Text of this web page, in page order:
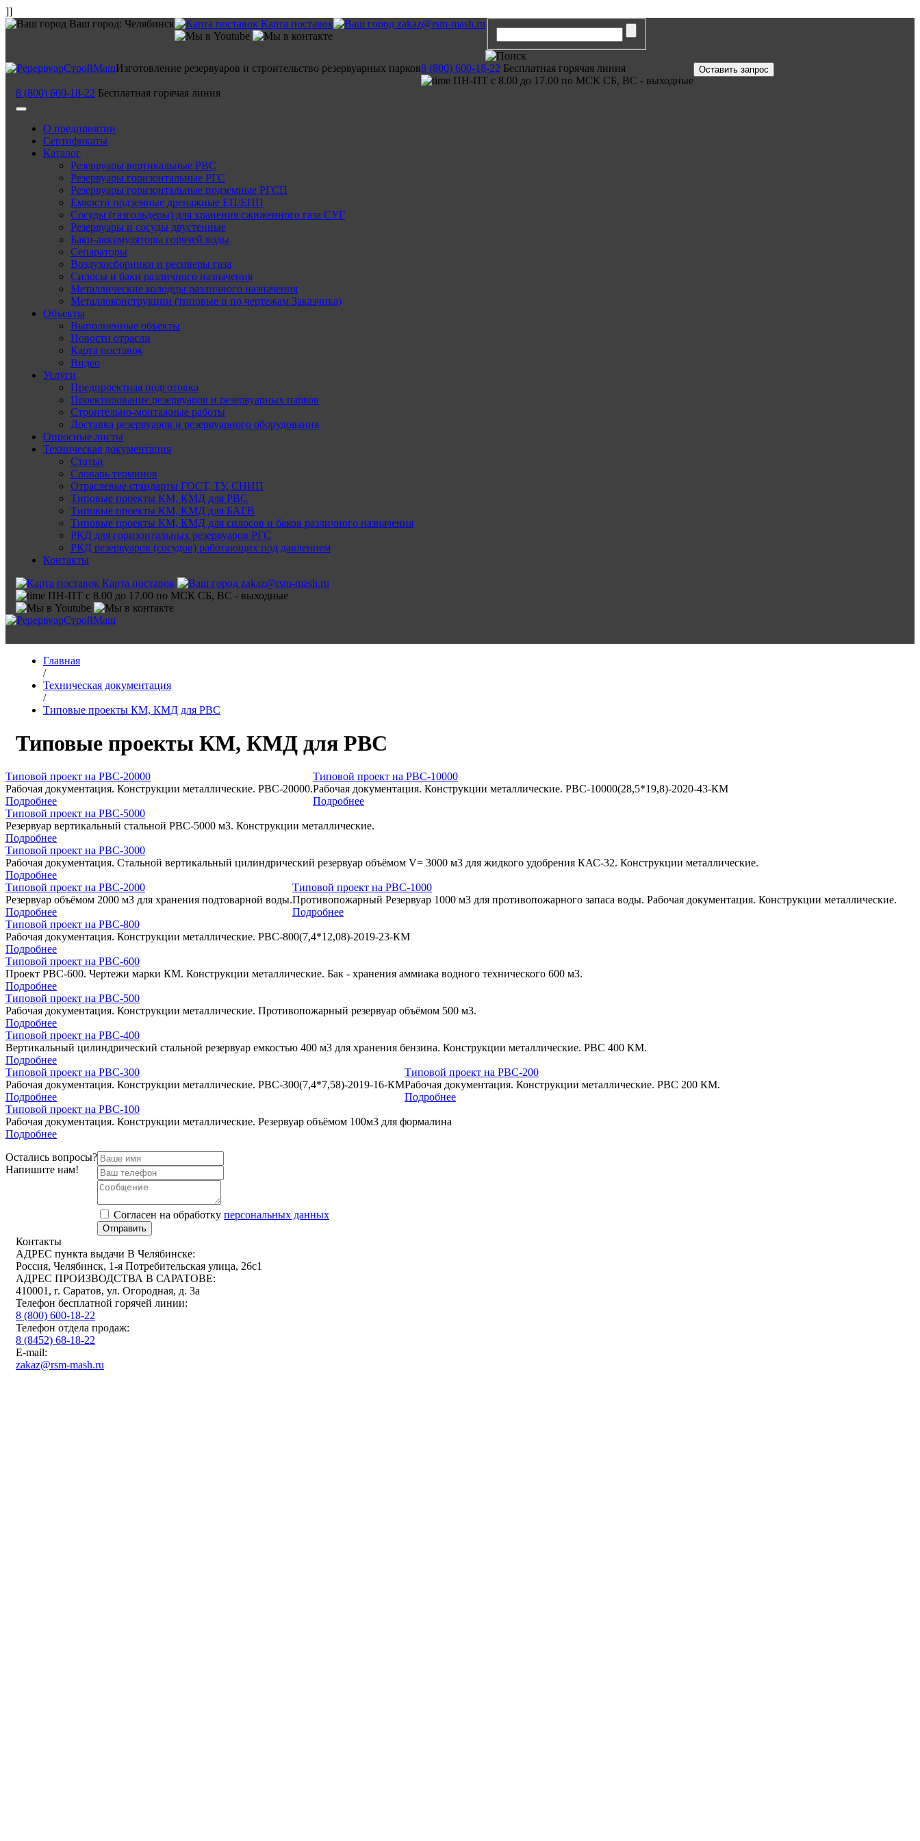
]]
Ваш город: Челябинск Карта поставок zakaz@rsm-mash.ru
Изготовление резервуаров и строительство резервуарных парков8 (800) 600-18-22 Бесплатная горячая линия
ПН-ПТ с 8.00 до 17.00 по МСК СБ, ВС - выходные
Оставить запрос
8 (800) 600-18-22 Бесплатная горячая линия
О предприятии
Сертификаты
Каталог
Резервуары вертикальные РВС
Резервуары горизонтальные РГС
Резервуары горизонтальные подземные РГСП
Емкости подземные дренажные ЕП/ЕПП
Сосуды (газгольдеры) для хранения сжиженного газа СУГ
Резервуары и сосуды двустенные
Баки-аккумуляторы горячей воды
Сепараторы
Воздухосборники и ресиверы газа
Силосы и баки различного назначения
Металлические колодцы различного назначения
Металлоконструкции (типовые и по чертежам Заказчика)
Объекты
Выполненные объекты
Новости отрасли
Карта поставок
Видео
Услуги
Предпроектная подготовка
Проектирование резервуаров и резервуарных парков
Строительно-монтажные работы
Доставка резервуаров и резервуарного оборудования
Опросные листы
Техническая документация
Статьи
Словарь терминов
Отраслевые стандарты ГОСТ, ТУ, СНИП
Типовые проекты КМ, КМД для РВС
Типовые проекты КМ, КМД для БАГВ
Типовые проекты КМ, КМД для силосов и баков различного назначения
РКД для горизонтальных резервуаров РГС
РКД резервуаров (сосудов) работающих под давлением
Контакты
Карта поставок
zakaz@rsm-mash.ru
ПН-ПТ с 8.00 до 17.00 по МСК СБ, ВС - выходные
Главная
/
Техническая документация
/
Типовые проекты КМ, КМД для РВС
Типовые проекты КМ, КМД для РВС
Типовой проект на РВС-20000
Рабочая документация. Конструкции металлические. РВС-20000.
Подробнее
Типовой проект на РВС-10000
Рабочая документация. Конструкции металлические. РВС-10000(28,5*19,8)-2020-43-КМ
Подробнее
Типовой проект на РВС-5000
Резервуар вертикальный стальной РВС-5000 м3. Конструкции металлические.
Подробнее
Типовой проект на РВС-3000
Рабочая документация. Стальной вертикальный цилиндрический резервуар объёмом V= 3000 м3 для жидкого удобрения КАС-32. Конструкции металлические.
Подробнее
Типовой проект на РВС-2000
Резервуар объёмом 2000 м3 для хранения подтоварной воды.
Подробнее
Типовой проект на РВС-1000
Противопожарный Резервуар 1000 м3 для противопожарного запаса воды. Рабочая документация. Конструкции металлические.
Подробнее
Типовой проект на РВС-800
Рабочая документация. Конструкции металлические. РВС-800(7,4*12,08)-2019-23-КМ
Подробнее
Типовой проект на РВС-600
Проект РВС-600. Чертежи марки КМ. Конструкции металлические. Бак - хранения аммиака водного технического 600 м3.
Подробнее
Типовой проект на РВС-500
Рабочая документация. Конструкции металлические. Противопожарный резервуар объёмом 500 м3.
Подробнее
Типовой проект на РВС-400
Вертикальный цилиндрический стальной резервуар емкостью 400 м3 для хранения бензина. Конструкции металлические. РВС 400 КМ.
Подробнее
Типовой проект на РВС-300
Рабочая документация. Конструкции металлические. РВС-300(7,4*7,58)-2019-16-КМ
Подробнее
Типовой проект на РВС-200
Рабочая документация. Конструкции металлические. РВС 200 КМ.
Подробнее
Типовой проект на РВС-100
Рабочая документация. Конструкции металлические. Резервуар объёмом 100м3 для формалина
Подробнее
Остались вопросы?
Напишите нам!
Cогласен на обработку персональных данных
Отправить
Контакты
АДРЕС пункта выдачи В Челябинске:
Россия, Челябинск, 1-я Потребительская улица, 26с1
АДРЕС ПРОИЗВОДСТВА В САРАТОВЕ:
410001, г. Саратов, ул. Огородная, д. 3а
Телефон бесплатной горячей линии:
8 (800) 600-18-22
Телефон отдела продаж:
8 (8452) 68-18-22
E-mail:
zakaz@rsm-mash.ru